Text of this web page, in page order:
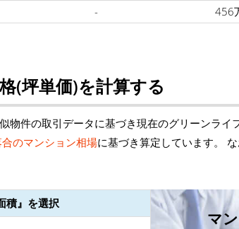
- 456
(坪単価)を計算する
物件の取引データに基づき現在のグリーンラ
のマンション相場に基づき算定しています。
積』を選択
マ